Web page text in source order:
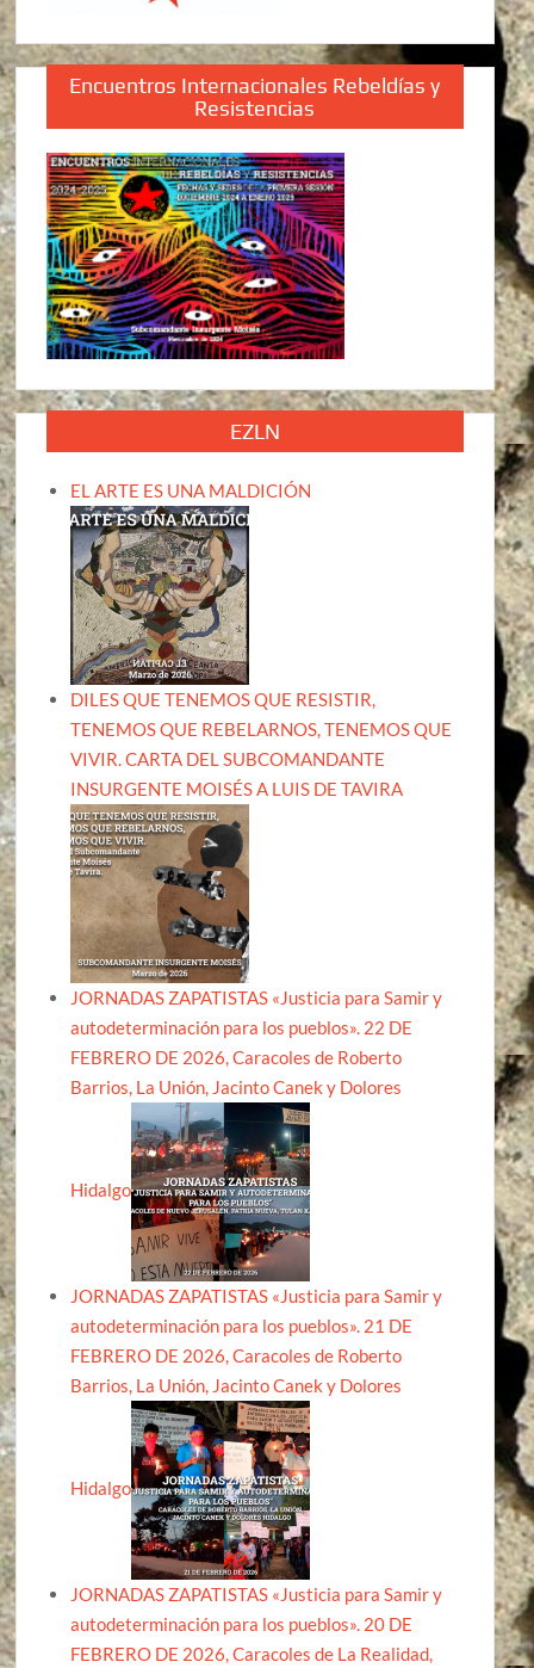
Encuentros Internacionales Rebeldías y
Resistencias
EZLN
EL ARTE ES UNA MALDICIÓN
DILES QUE TENEMOS QUE RESISTIR,
TENEMOS QUE REBELARNOS, TENEMOS QUE
VIVIR. CARTA DEL SUBCOMANDANTE
INSURGENTE MOISÉS A LUIS DE TAVIRA
JORNADAS ZAPATISTAS «Justicia para Samir y
autodeterminación para los pueblos». 22 DE
FEBRERO DE 2026, Caracoles de Roberto
Barrios, La Unión, Jacinto Canek y Dolores
Hidalgo
JORNADAS ZAPATISTAS «Justicia para Samir y
autodeterminación para los pueblos». 21 DE
FEBRERO DE 2026, Caracoles de Roberto
Barrios, La Unión, Jacinto Canek y Dolores
Hidalgo
JORNADAS ZAPATISTAS «Justicia para Samir y
autodeterminación para los pueblos». 20 DE
FEBRERO DE 2026, Caracoles de La Realidad,